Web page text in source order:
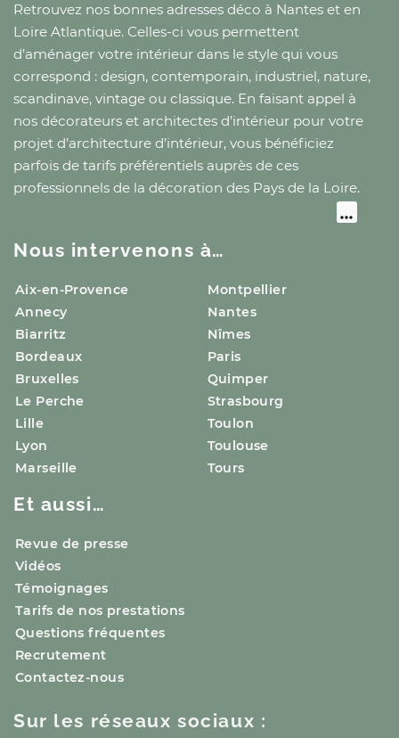
Retrouvez nos bonnes adresses déco à Nantes et en
Loire Atlantique. Celles-ci vous permettent
d’aménager votre intérieur dans le style qui vous
correspond : design, contemporain, industriel, nature,
scandinave, vintage ou classique. En faisant appel à
nos décorateurs et architectes d’intérieur pour votre
projet d’architecture d’intérieur, vous bénéficiez
parfois de tarifs préférentiels auprès de ces
professionnels de la décoration des Pays de la Loire.
Nous intervenons à…
Aix-en-Provence
Annecy
Biarritz
Bordeaux
Bruxelles
Le Perche
Lille
Lyon
Marseille
Montpellier
Nantes
Nîmes
Paris
Quimper
Strasbourg
Toulon
Toulouse
Tours
Et aussi…
Revue de presse
Vidéos
Témoignages
Tarifs de nos prestations
Questions fréquentes
Recrutement
Contactez-nous
Sur les réseaux sociaux :